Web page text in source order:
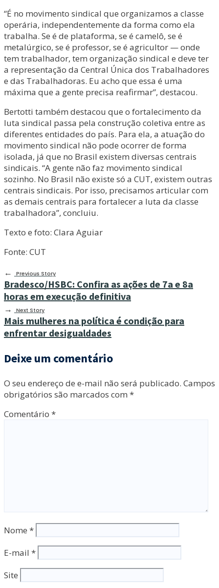
“É no movimento sindical que organizamos a classe
operária, independentemente da forma como ela
trabalha. Se é de plataforma, se é camelô, se é
metalúrgico, se é professor, se é agricultor — onde
tem trabalhador, tem organização sindical e deve ter
a representação da Central Única dos Trabalhadores
e das Trabalhadoras. Eu acho que essa é uma
máxima que a gente precisa reafirmar”, destacou.
Bertotti também destacou que o fortalecimento da
luta sindical passa pela construção coletiva entre as
diferentes entidades do país. Para ela, a atuação do
movimento sindical não pode ocorrer de forma
isolada, já que no Brasil existem diversas centrais
sindicais. “A gente não faz movimento sindical
sozinho. No Brasil não existe só a CUT, existem outras
centrais sindicais. Por isso, precisamos articular com
as demais centrais para fortalecer a luta da classe
trabalhadora”, concluiu.
Texto e foto: Clara Aguiar
Fonte: CUT
←
Previous Story
Bradesco/HSBC: Confira as ações de 7a e 8a
horas em execução definitiva
→ Next Story
Mais mulheres na política é condição para
enfrentar desigualdades
Deixe um comentário
O seu endereço de e-mail não será publicado. Campos
obrigatórios são marcados com *
Comentário *
Nome *
E-mail *
Site